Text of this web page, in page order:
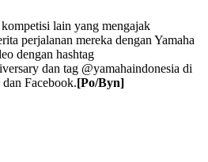
lain yang mengajak
perjalanan mereka dengan Yamaha
dengan hashtag
dan tag @yamahaindonesia di
Facebook.[Po/Byn]